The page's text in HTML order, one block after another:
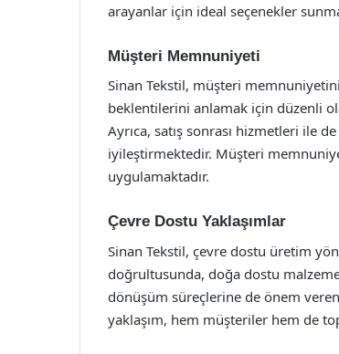
arayanlar için ideal seçenekler
Müşteri Memnuniyeti
Sinan Tekstil, müşteri
beklentilerini anlamak için düzenli
Ayrıca, satış sonrası hizmetleri ile
iyileştirmektedir. Müşteri
uygulamaktadır.
Çevre Dostu Yaklaşımlar
Sinan Tekstil, çevre dostu üretim
doğrultusunda, doğa dostu
dönüşüm süreçlerine de önem
yaklaşım, hem müşteriler hem de